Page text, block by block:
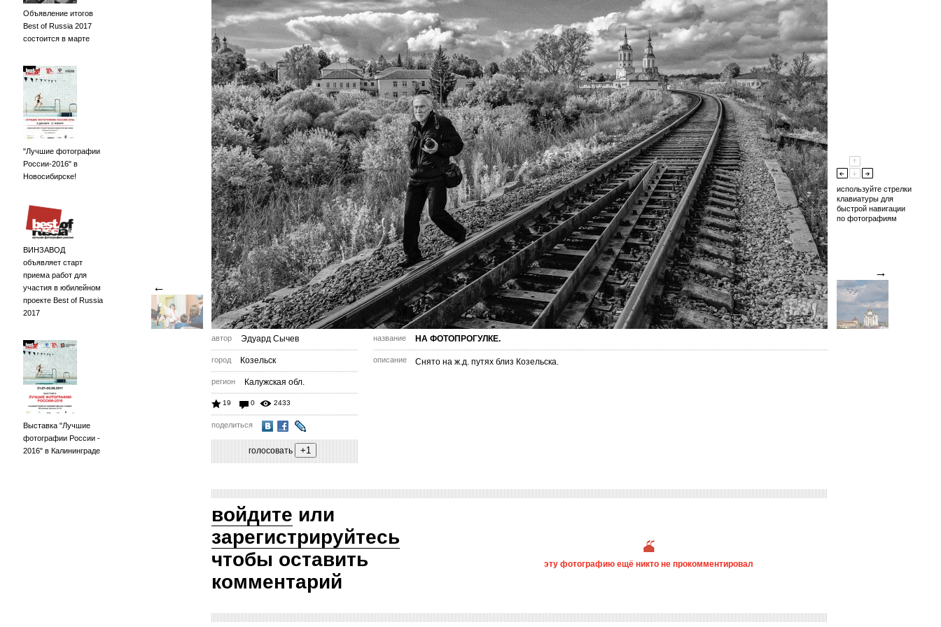
Объявление итогов
Best of Russia 2017
состоится в марте
"Лучшие фотографии
России-2016" в
Новосибирске!
ВИНЗАВОД
объявляет старт
приема работ для
участия в юбилейном
проекте Best of Russia
2017
Выставка "Лучшие
фотографии России -
2016" в Калининграде
←
→
используйте стрелки
клавиатуры для
быстрой навигации
по фотографиям
автор Эдуард Сычев
город Козельск
регион Калужская обл.
19 0 2433
поделиться
голосовать
название НА ФОТОПРОГУЛКЕ.
описание Снято на ж.д. путях близ Козельска.
войдите или
зарегистрируйтесь
чтобы оставить
комментарий
эту фотографию ещё никто не прокомментировал